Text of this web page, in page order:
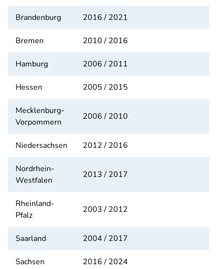
Brandenburg 2016 / 2021
Bremen 2010 / 2016
Hamburg 2006 / 2011
Hessen 2005 / 2015
Mecklenburg-
Vorpommern
2006 / 2010
Niedersachsen 2012 / 2016
Nordrhein-
Westfalen
2013 / 2017
Rheinland-
Pfalz
2003 / 2012
Saarland 2004 / 2017
Sachsen 2016 / 2024